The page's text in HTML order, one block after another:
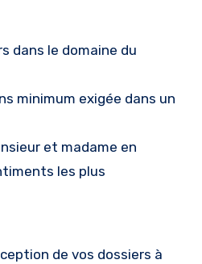
dans le domaine du
minimum exigée dans un
et madame en
les plus
de vos dossiers à